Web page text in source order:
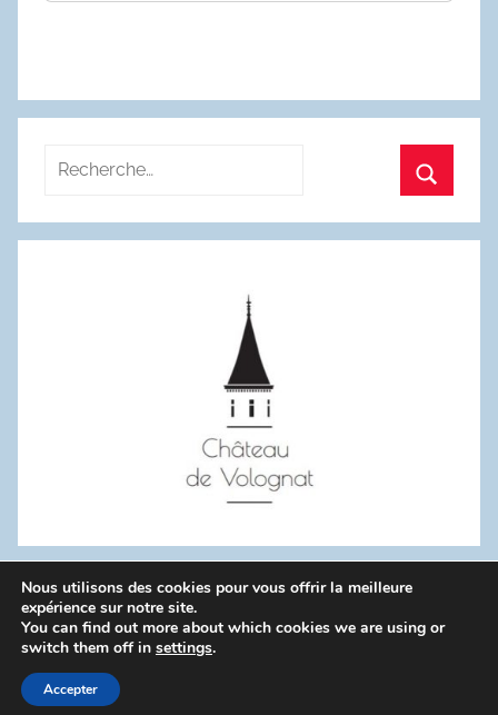
Recherche
:
WordPress Theme: Donovan by ThemeZee.
Politique de confidentialité
Nous utilisons des cookies pour vous offrir la meilleure
expérience sur notre site.
You can find out more about which cookies we are using or
switch them off in settings.
Accepter